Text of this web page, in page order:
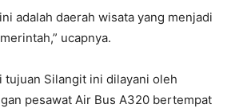
adalah daerah wisata yang menjadi
ucapnya.
tujuan Silangit ini dilayani oleh
pesawat Air Bus A320 bertempat